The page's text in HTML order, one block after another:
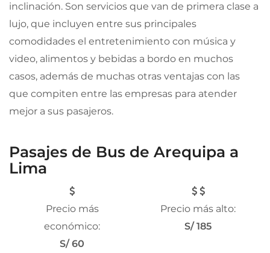
inclinación. Son servicios que van de primera clase a
lujo, que incluyen entre sus principales
comodidades el entretenimiento con música y
video, alimentos y bebidas a bordo en muchos
casos, además de muchas otras ventajas con las
que compiten entre las empresas para atender
mejor a sus pasajeros.
Pasajes de Bus de Arequipa a
Lima
Precio más
económico:
S/ 60
Precio más alto:
S/ 185